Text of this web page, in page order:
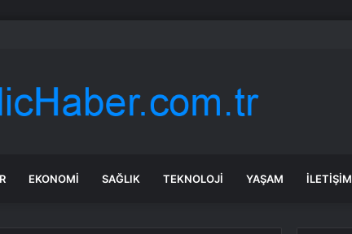
“çerçeve yasa” görüşmesinin detaylarını açıklayacak
EKONOMI SAĞLIK TEKNOLOJI YAŞAM İLETIŞIM